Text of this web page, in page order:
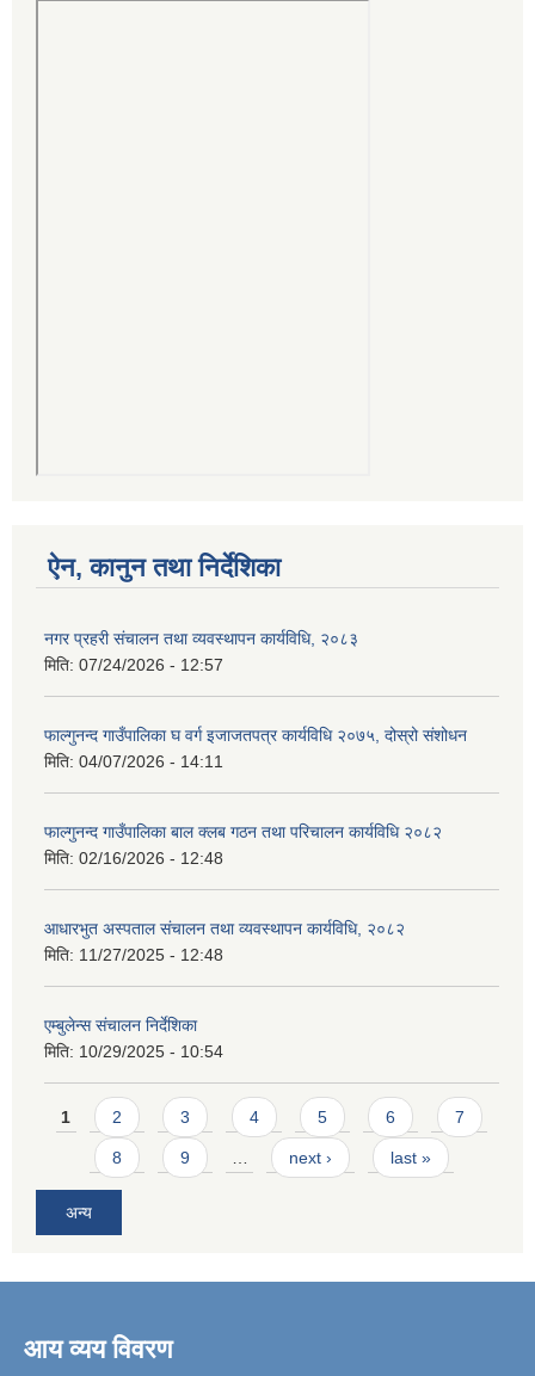
ऐन, कानुन तथा निर्देशिका
नगर प्रहरी संचालन तथा व्यवस्थापन कार्यविधि, २०८३
मिति: 07/24/2026 - 12:57
फाल्गुनन्द गाउँपालिका घ वर्ग इजाजतपत्र कार्यविधि २०७५, दोस्रो संशोधन
मिति: 04/07/2026 - 14:11
फाल्गुनन्द गाउँपालिका बाल क्लब गठन तथा परिचालन कार्यविधि २०८२
मिति: 02/16/2026 - 12:48
आधारभुत अस्पताल संचालन तथा व्यवस्थापन कार्यविधि, २०८२
मिति: 11/27/2025 - 12:48
एम्बुलेन्स संचालन निर्देशिका
मिति: 10/29/2025 - 10:54
Pages
1 2 3 4 5 6 7
8 9 next › last »
अन्य
आय व्यय विवरण